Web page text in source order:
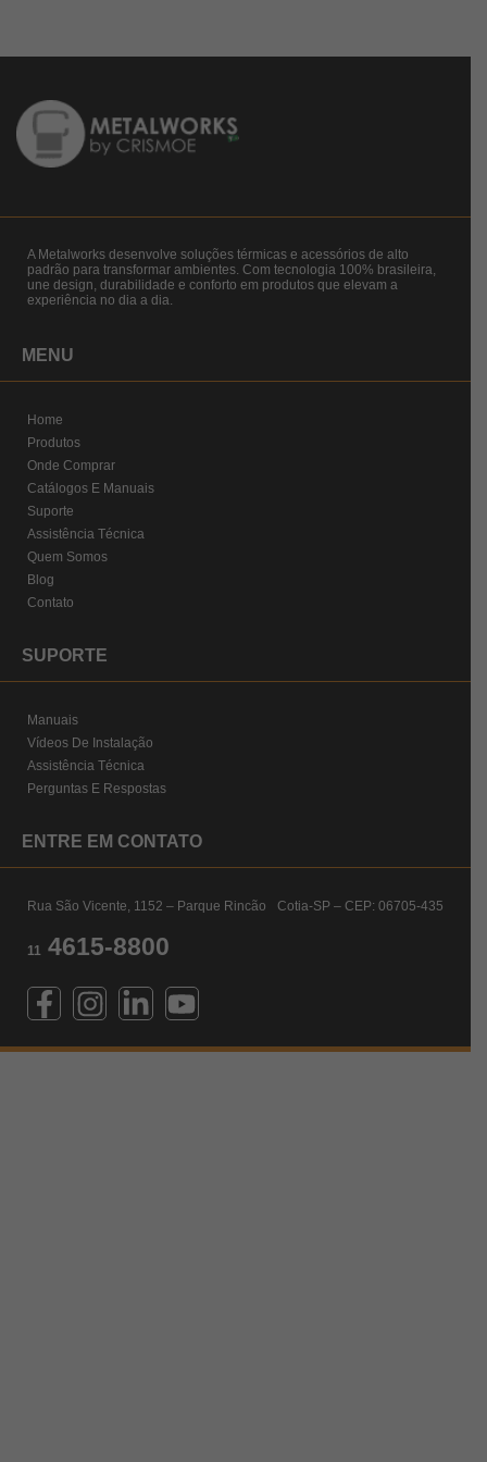
A Metalworks desenvolve soluções térmicas e acessórios de alto
padrão para transformar ambientes. Com tecnologia 100% brasileira,
une design, durabilidade e conforto em produtos que elevam a
experiência no dia a dia.
MENU
Home
Produtos
Onde Comprar
Catálogos E Manuais
Suporte
Assistência Técnica
Quem Somos
Blog
Contato
SUPORTE
Manuais
Vídeos De Instalação
Assistência Técnica
Perguntas E Respostas
ENTRE EM CONTATO
Rua São Vicente, 1152 – Parque Rincão Cotia-SP – CEP: 06705-435
11 4615-8800